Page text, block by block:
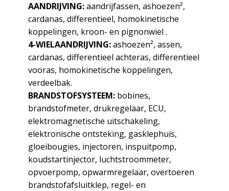
AANDRIJVING:aandrijfassen, ashoezen²,
cardanas, differentieel, homokinetische
koppelingen, kroon- en pignonwiel .
4-WIELAANDRIJVING:ashoezen², assen,
cardanas, differentieel achteras, differentieel
vooras, homokinetische koppelingen,
verdeelbak.
BRANDSTOFSYSTEEM:bobines,
brandstofmeter, drukregelaar, ECU,
elektromagnetische uitschakeling,
elektronische ontsteking, gasklephuis,
gloeibougies, injectoren, inspuitpomp,
koudstartinjector, luchtstroommeter,
opvoerpomp, opwarmregelaar, overtoeren
brandstofafsluitklep, regel- en